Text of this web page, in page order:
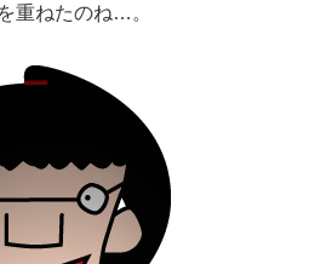
重ねたのね…。